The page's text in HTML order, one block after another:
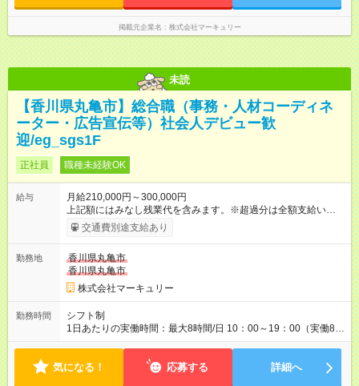
していきたい方、ぜひご応募ください♪
掲載元企業名 株式会社マーキュリー
未読
【香川県丸亀市】総合職（事務・人材コーディネ
ーター・広告宣伝等）社会人デビュー歓
迎/eg_sgs1F
正社員 職種未経験OK
給与
月給210,000円～300,000円
上記額にはみなし残業代を含みます。※超過分は全額支給いたし
ます。 みなし残業代 14,543円 以上／月 みなし残業時間 10時間
／月 ※能力やスキルを考慮の上、当社規程により決定します。
ます。超過分は全額支給します。 ＜1人ひとりの成長・頑張りを
評価＞ 毎年半期ごとに 評価制度を実施しています。 ビジネスマ
ナーやコンプライアンスなどの 項目ごとに目標を設定。 多くの
社員が目標を達成した上で、 ベースアップも叶えています。 1
人ひとりの成長や頑張りに対しても しっかり還元をしていく制
度が確立しています！ （※2022年度実績／平均昇給額：5000
態、給与は本採用時と同じです。
交通費別途支給あり
勤務地
香川県丸亀市
香川県丸亀市
株式会社マーキュリー
勤務時間
シフト制
1日あたりの実働時間：最大8時間/日 10：00～19：00（実働8時
間／休憩1時間） ※勤務地により、異なる場合あり ＼残業は月平
おり、より働きやすい環境になるよう「働き方改革」を推進中
気になる！ 応募する 詳細へ